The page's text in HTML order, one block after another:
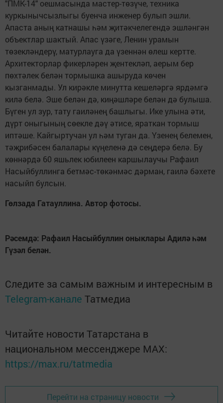
"ПМК-14" оешмасында мастер-төзүче, техника
куркынычсызлыгы буенча инженер булып эшли.
Апаста аның катнашы һәм җитәкчелегендә эшләнгән
объектлар шактый. Апас үзәге, Ленин урамын
төзекләндерү, матурлауга да үзеннән өлеш кертте.
Архитекторлар фикерләрен җентекләп, аерым бер
пөхтәлек белән тормышка ашыруда көчен
кызганмады. Ул кирәкле минутта кешеләргә ярдәмгә
килә белә. Эше белән дә, киңәшләре белән дә булыша.
Бүген ул зур, тату гаиләнең башлыгы. Ике улына әти,
дүрт оныгының сөекле дәү әтисе, яраткан тормыш
иптәше. Кайгыртучан ул һәм туган да. Үзенең белемен,
тәҗрибәсен балалары күңеленә дә сеңдерә белә. Бу
көннәрдә 60 яшьлек юбилеен каршылаучы Рафаил
Насыйбуллинга бетмәс-төкәнмәс дәрман, гаилә бәхете
насыйп булсын.
Гөлзада Гатауллина. Автор фотосы.
Рәсемдә: Рафаил Насыйбуллин оныклары Адилә һәм
Гүзәл белән.
Следите за самым важным и интересным в
Telegram-канале Татмедиа
Читайте новости Татарстана в
национальном мессенджере MАХ:
https://max.ru/tatmedia
Перейти на страницу новости